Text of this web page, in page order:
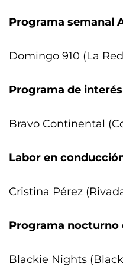
Programa semanal
Domingo 910 (La
Programa de
Bravo Continental
Labor en
Cristina Pérez
Programa nocturno
Blackie Nights